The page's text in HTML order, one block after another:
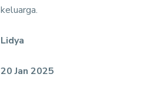
keluarga.
Lidya
20 Jan 2025